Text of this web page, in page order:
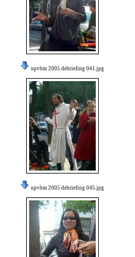
npvbm 2005 debriefing 041.jpg
npvbm 2005 debriefing 045.jpg